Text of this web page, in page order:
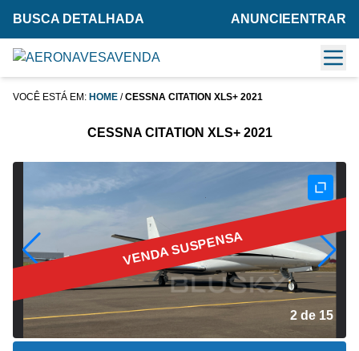
BUSCA DETALHADA ANUNCIE ENTRAR
VOCÊ ESTÁ EM: HOME /CESSNA CITATION XLS+ 2021
CESSNA CITATION XLS+ 2021
VENDA SUSPENSA
2 de 15